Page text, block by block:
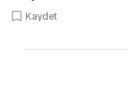
Kaydet